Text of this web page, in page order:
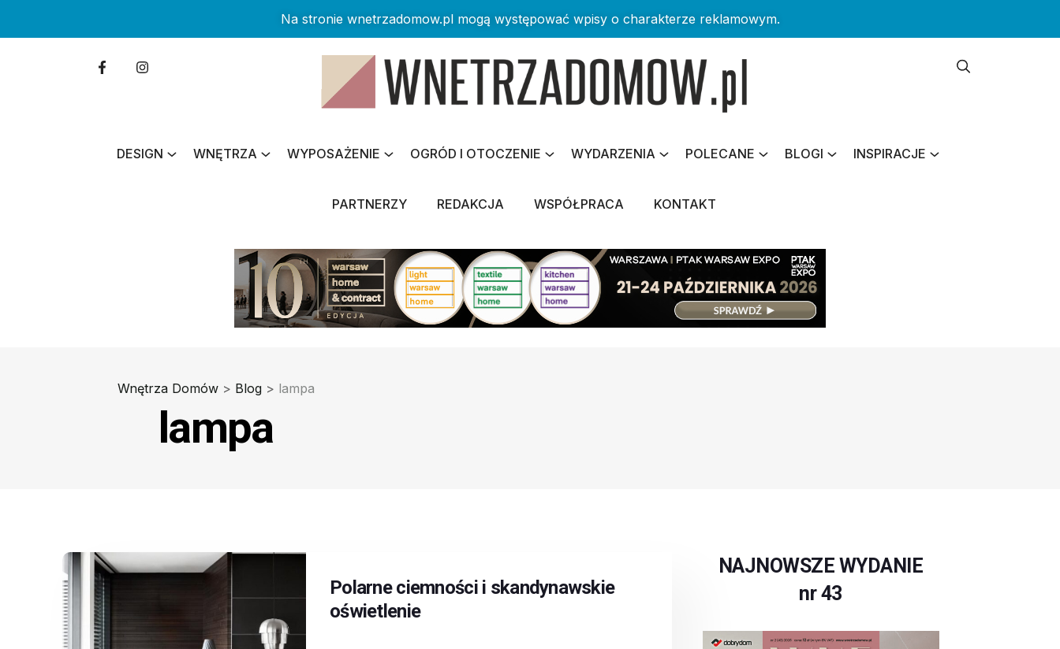
Na stronie wnetrzadomow.pl mogą występować wpisy o charakterze reklamowym.
DESIGN WNĘTRZA WYPOSAŻENIE OGRÓD I OTOCZENIE WYDARZENIA POLECANE BLOGI INSPIRACJE
PARTNERZY REDAKCJA WSPÓŁPRACA KONTAKT
Wnętrza Domów > Blog > lampa
lampa
Polarne ciemności i skandynawskie
oświetlenie
NAJNOWSZE WYDANIE
nr 43